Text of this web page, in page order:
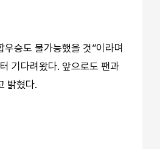
승도 불가능했을 것”이라며
기다려왔다. 앞으로도 팬과
밝혔다.